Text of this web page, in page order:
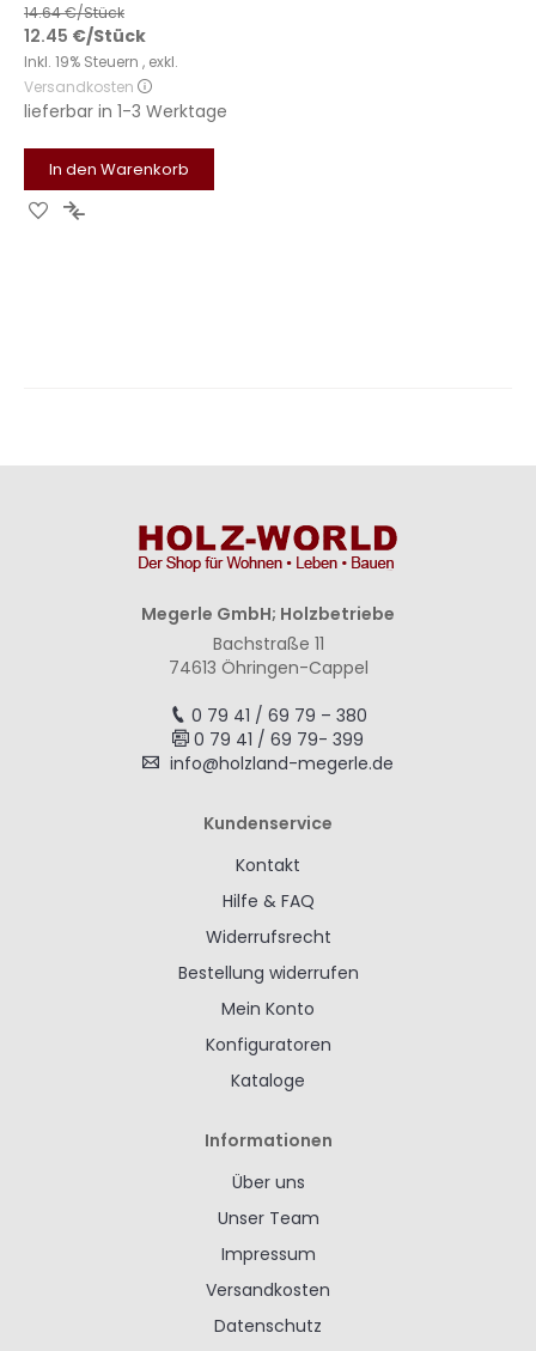
14.64€/Stück
12.45 €/Stück
Inkl. 19% Steuern , exkl.
Versandkosten
lieferbar in 1-3 Werktage
In den Warenkorb
Zur Zur
Megerle GmbH; Holzbetriebe
Bachstraße 11
74613 Öhringen-Cappel
0 79 41 / 69 79 – 380
0 79 41 / 69 79- 399
info@holzland-megerle.de
Kundenservice
Kontakt
Hilfe & FAQ
Widerrufsrecht
Bestellung widerrufen
Mein Konto
Konfiguratoren
Kataloge
Informationen
Über uns
Unser Team
Impressum
Versandkosten
Datenschutz